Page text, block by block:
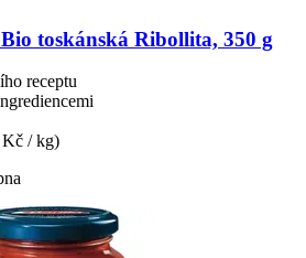
Bio toskánská Ribollita, 350 g
receptu
/ kg)